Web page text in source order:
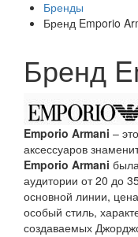
Бренды
Бренд Emporio
Бренд
Emporio Armani –
аксессуаров
Emporio Armani
аудитории от 20 до
основной линии,
особый стиль,
создаваемых